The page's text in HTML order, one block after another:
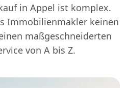
in Appel ist komplex.
Immobilienmakler keinen
maßgeschneiderten
von A bis Z.